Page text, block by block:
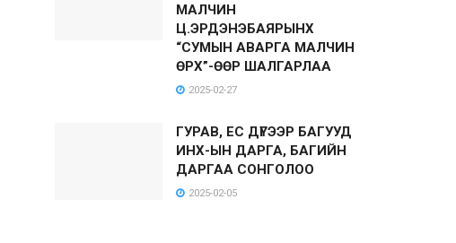
МАЛЧИН
Ц.ЭРДЭНЭБАЯРЫНХ
“СУМЫН АВАРГА МАЛЧИН
ӨРХ”-ӨӨР ШАЛГАРЛАА
2025-02-27
ГУРАВ, ЕС ДҮГЭЭР БАГУУД
ИНХ-ЫН ДАРГА, БАГИЙН
ДАРГАА СОНГОЛОО
2025-02-05